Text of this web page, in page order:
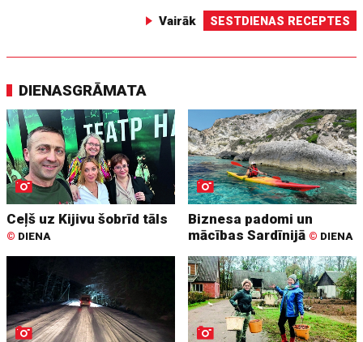
Vairāk SESTDIENAS RECEPTES
DIENASGRĀMATA
Ceļš uz Kijivu šobrīd tāls
© DIENA
Biznesa padomi un
mācības Sardīnijā © DIENA